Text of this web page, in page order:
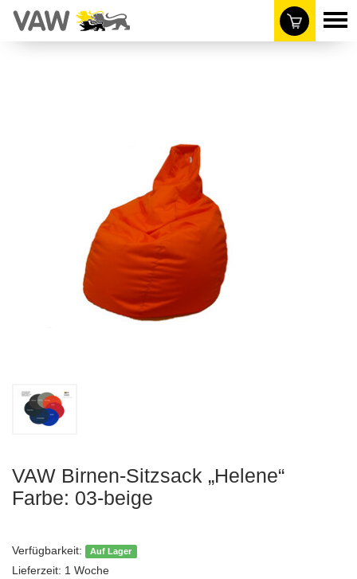
VAW Birnen-Sitzsack „Helene“
Farbe: 03-beige
Verfügbarkeit: Auf Lager
Lieferzeit: 1 Woche